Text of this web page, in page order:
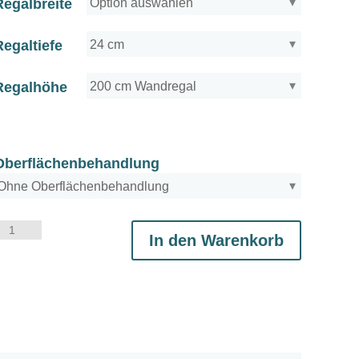
In den Warenkorb